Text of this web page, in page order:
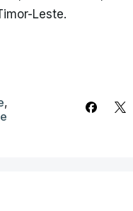
Leste.
,